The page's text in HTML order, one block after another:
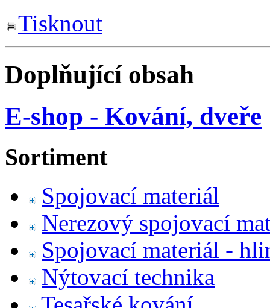
Tisknout
Doplňující obsah
E-shop - Kování, dveře
Sortiment
Spojovací materiál
Nerezový spojovací
Spojovací materiál -
Nýtovací technika